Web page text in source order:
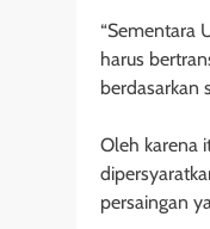
“Sementara
harus
berdasarkan
Oleh karena
persaingan